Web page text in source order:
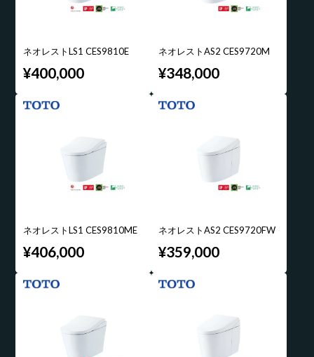
ネオレストLS1 CES9810E
¥400,000
ネオレストAS2 CES9720M
¥348,000
ネオレストLS1 CES9810ME
¥406,000
ネオレストAS2 CES9720FW
¥359,000